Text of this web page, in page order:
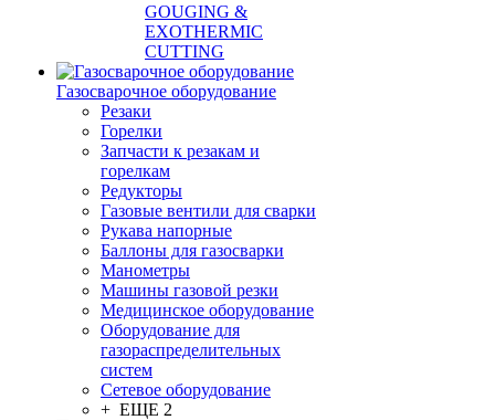
GOUGING &
EXOTHERMIC
CUTTING
Газосварочное оборудование
Резаки
Горелки
Запчасти к резакам и
горелкам
Редукторы
Газовые вентили для сварки
Рукава напорные
Баллоны для газосварки
Манометры
Машины газовой резки
Медицинское оборудование
Оборудование для
газораспределительных
систем
Сетевое оборудование
+ ЕЩЕ 2